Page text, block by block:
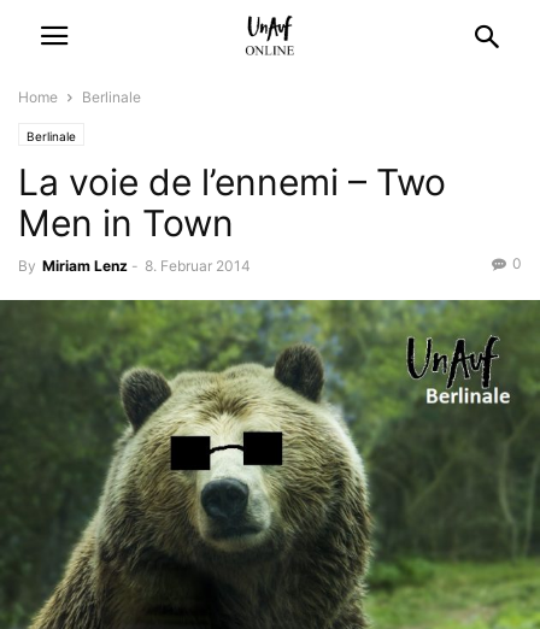
Home Berlinale
Berlinale
La voie de l’ennemi – Two
Men in Town
By Miriam Lenz - 8. Februar 2014 0